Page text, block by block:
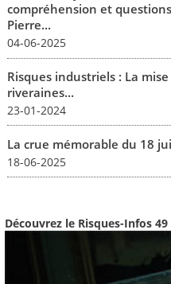
compréhension et
Pierre...
04-06-2025
Risques industriels : La
riveraines...
23-01-2024
La crue mémorable du 18
18-06-2025
Découvrez le Risques-Infos 49